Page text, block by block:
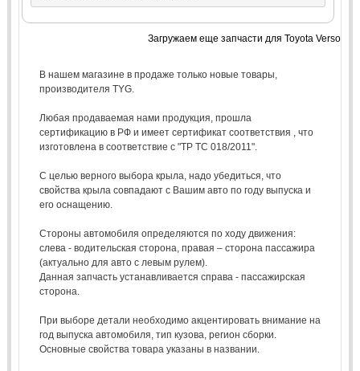
Загружаем еще запчасти для Toyota Verso
В нашем магазине в продаже только новые товары,
производителя TYG.
Любая продаваемая нами продукция, прошла
сертификацию в РФ и имеет сертификат соответствия , что
изготовлена в соответствие с "ТР ТС 018/2011".
С целью верного выбора крыла, надо убедиться, что
свойства крыла совпадают с Вашим авто по году выпуска и
его оснащению.
Стороны автомобиля определяются по ходу движения:
слева - водительская сторона, правая – сторона пассажира
(актуально для авто с левым рулем).
Данная запчасть устанавливается справа - пассажирская
сторона.
При выборе детали необходимо акцентировать внимание на
год выпуска автомобиля, тип кузова, регион сборки.
Основные свойства товара указаны в названии.